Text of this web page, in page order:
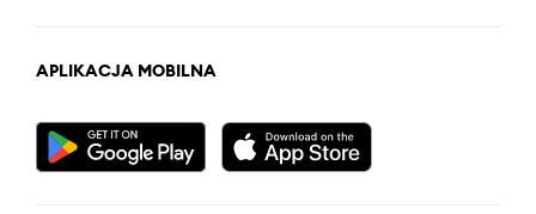
APLIKACJA MOBILNA